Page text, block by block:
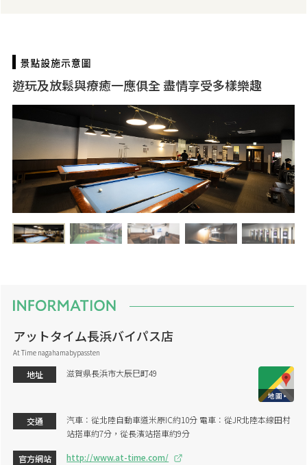
遊玩及放鬆與療癒一應俱全 盡情享受多樣樂趣
アットタイム長浜バイパス店
At Time nagahamabypassten
地址 滋賀県長浜市大辰巳町49
交通
汽車：從北陸自動車道米原IC約10分 電車：從JR北陸本線田村
站搭車約7分，從長濱站搭車約9分
官方網站 http://www.at-time.com/